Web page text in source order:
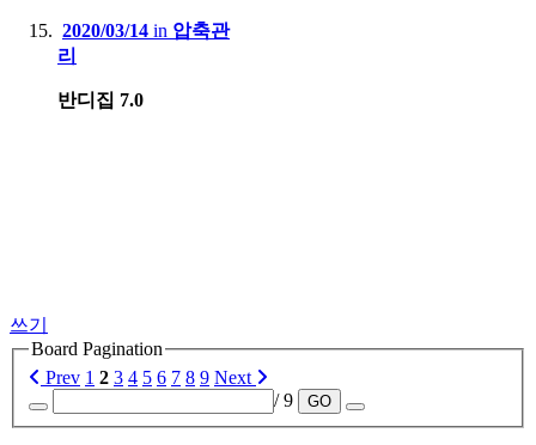
2020/03/14 in 압축관
리
반디집 7.0
쓰기
Board Pagination
Prev 1 2 3 4 5 6 7 8 9 Next
/ 9
GO